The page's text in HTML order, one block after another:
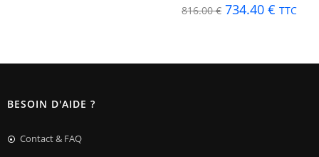
816.00€ 734.40 € TTC
BESOIN D'AIDE ?
Contact & FAQ